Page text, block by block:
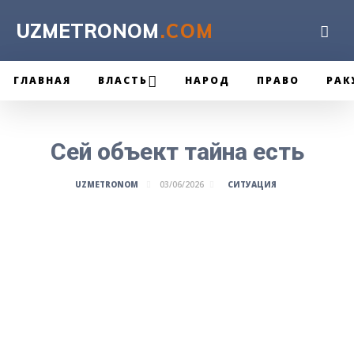
UZMETRONOM.COM
ГЛАВНАЯ ВЛАСТЬ НАРОД ПРАВО
Сей объект тайна есть
UZMETRONOM 03/06/2026 СИТУАЦИЯ